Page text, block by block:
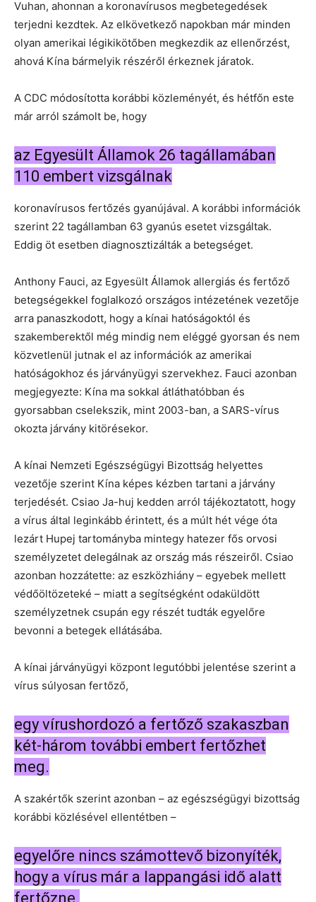
Vuhan, ahonnan a koronavírusos megbetegedések
terjedni kezdtek. Az elkövetkező napokban már minden
olyan amerikai légikikötőben megkezdik az ellenőrzést,
ahová Kína bármelyik részéről érkeznek járatok.
A CDC módosította korábbi közleményét, és hétfőn este
már arról számolt be, hogy
az Egyesült Államok 26 tagállamában
110 embert vizsgálnak
koronavírusos fertőzés gyanújával. A korábbi információk
szerint 22 tagállamban 63 gyanús esetet vizsgáltak.
Eddig öt esetben diagnosztizálták a betegséget.
Anthony Fauci, az Egyesült Államok allergiás és fertőző
betegségekkel foglalkozó országos intézetének vezetője
arra panaszkodott, hogy a kínai hatóságoktól és
szakemberektől még mindig nem eléggé gyorsan és nem
közvetlenül jutnak el az információk az amerikai
hatóságokhoz és járványügyi szervekhez. Fauci azonban
megjegyezte: Kína ma sokkal átláthatóbban és
gyorsabban cselekszik, mint 2003-ban, a SARS-vírus
okozta járvány kitörésekor.
A kínai Nemzeti Egészségügyi Bizottság helyettes
vezetője szerint Kína képes kézben tartani a járvány
terjedését. Csiao Ja-huj kedden arról tájékoztatott, hogy
a vírus által leginkább érintett, és a múlt hét vége óta
lezárt Hupej tartományba mintegy hatezer fős orvosi
személyzetet delegálnak az ország más részeiről. Csiao
azonban hozzátette: az eszközhiány – egyebek mellett
védőöltözeteké – miatt a segítségként odaküldött
személyzetnek csupán egy részét tudták egyelőre
bevonni a betegek ellátásába.
A kínai járványügyi központ legutóbbi jelentése szerint a
vírus súlyosan fertőző,
egy vírushordozó a fertőző szakaszban
két-három további embert fertőzhet
meg.
A szakértők szerint azonban – az egészségügyi bizottság
korábbi közlésével ellentétben –
egyelőre nincs számottevő bizonyíték,
hogy a vírus már a lappangási idő alatt
fertőzne.